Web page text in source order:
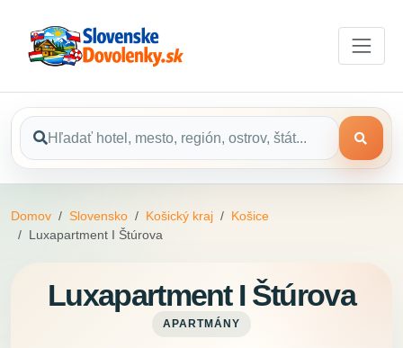
Domov Slovensko Košický kraj
Košice
Luxapartment I Štúrova
Luxapartment I Štúrova
APARTMÁNY